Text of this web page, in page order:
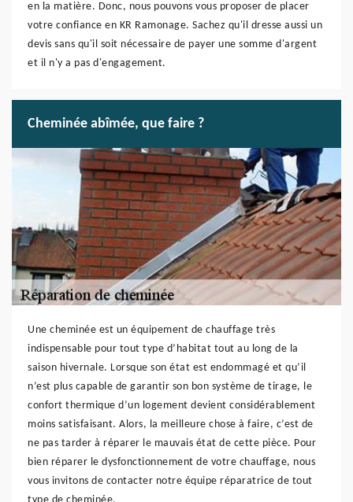
en la matière. Donc, nous pouvons vous proposer de placer
votre confiance en KR Ramonage. Sachez qu'il dresse aussi un
devis sans qu'il soit nécessaire de payer une somme d'argent
et il n'y a pas d'engagement.
Cheminée abîmée, que faire ?
Une cheminée est un équipement de chauffage très
indispensable pour tout type d’habitat tout au long de la
saison hivernale. Lorsque son état est endommagé et qu’il
n’est plus capable de garantir son bon système de tirage, le
confort thermique d’un logement devient considérablement
moins satisfaisant. Alors, la meilleure chose à faire, c’est de
ne pas tarder à réparer le mauvais état de cette pièce. Pour
bien réparer le dysfonctionnement de votre chauffage, nous
vous invitons de contacter notre équipe réparatrice de tout